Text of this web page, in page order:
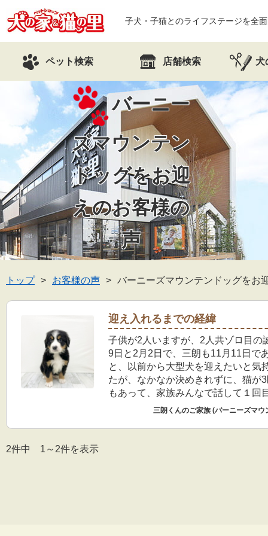
子犬・子猫とのライフステージを全
ペット検索 店舗検索 犬
バーニー
ズマウンテン
ドッグをお迎
えのお客様の
声
トップ お客様の声 バーニーズマウンテンドッグをお
迎え入れるまでの経緯
子供が2人いますが、2人共ゾロ目の
9日と2月2日で、三朗も11月11日で
と、以前から大型犬を迎えたいと気
たが、なかなか決めきれずに、猫が
もあって、家族みんなで話して１回
顔を見るのみ、２回目来店は抱っこ
介護の大変な事や病気の事など色々
三朗くんのご家族 (バーニーズマウ
2件中 1～2件を表示